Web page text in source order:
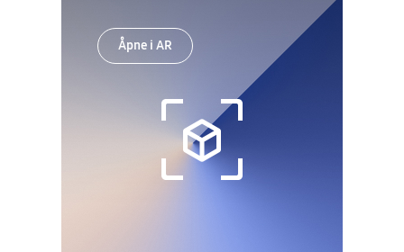
Åpne i AR